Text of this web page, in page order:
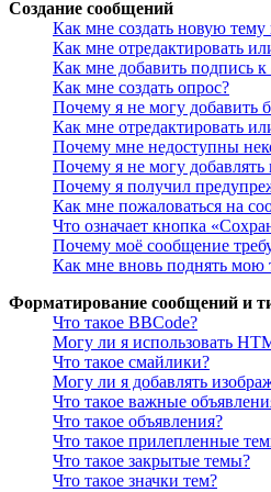
Создание сообщений
Как мне создать новую
Как мне отредактировать
Как мне добавить подпись
Как мне создать опрос?
Почему я не могу добавить
Как мне отредактировать
Почему мне недоступны
Почему я не могу добавлять
Почему я получил
Как мне пожаловаться на
Что означает кнопка
Почему моё сообщение
Как мне вновь поднять мою
Форматирование сообщений и
Что такое BBCode?
Могу ли я использовать
Что такое смайлики?
Могу ли я добавлять
Что такое важные
Что такое объявления?
Что такое прилепленные
Что такое закрытые темы?
Что такое значки тем?